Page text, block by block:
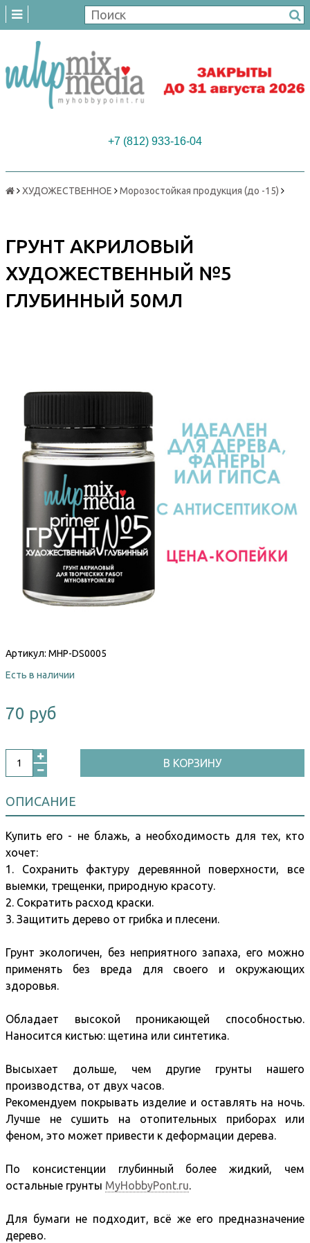
+7 (812) 933-16-04
ХУДОЖЕСТВЕННОЕ Морозостойкая продукция (до -15)
ГРУНТ АКРИЛОВЫЙ
ХУДОЖЕСТВЕННЫЙ №5
ГЛУБИННЫЙ 50МЛ
Артикул: MHP-DS0005
Есть в наличии
70 руб
В КОРЗИНУ
ОПИСАНИЕ
Купить его - не блажь, а необходимость для тех, кто
хочет:
1. Сохранить фактуру деревянной поверхности, все
выемки, трещенки, природную красоту.
2. Сократить расход краски.
3. Защитить дерево от грибка и плесени.
Грунт экологичен, без неприятного запаха, его можно
применять без вреда для своего и окружающих
здоровья.
Обладает высокой проникающей способностью.
Наносится кистью: щетина или синтетика.
Высыхает дольше, чем другие грунты нашего
производства, от двух часов.
Рекомендуем покрывать изделие и оставлять на ночь.
Лучше не сушить на отопительных приборах или
феном, это может привести к деформации дерева.
По консистенции глубинный более жидкий, чем
остальные грунты MyHobbyPont.ru.
Для бумаги не подходит, всё же его предназначение
дерево.